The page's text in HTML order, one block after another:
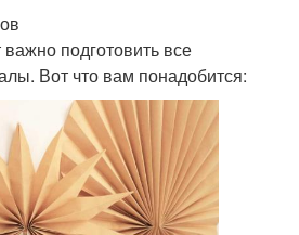
подготовить все
Вот что вам понадобится: